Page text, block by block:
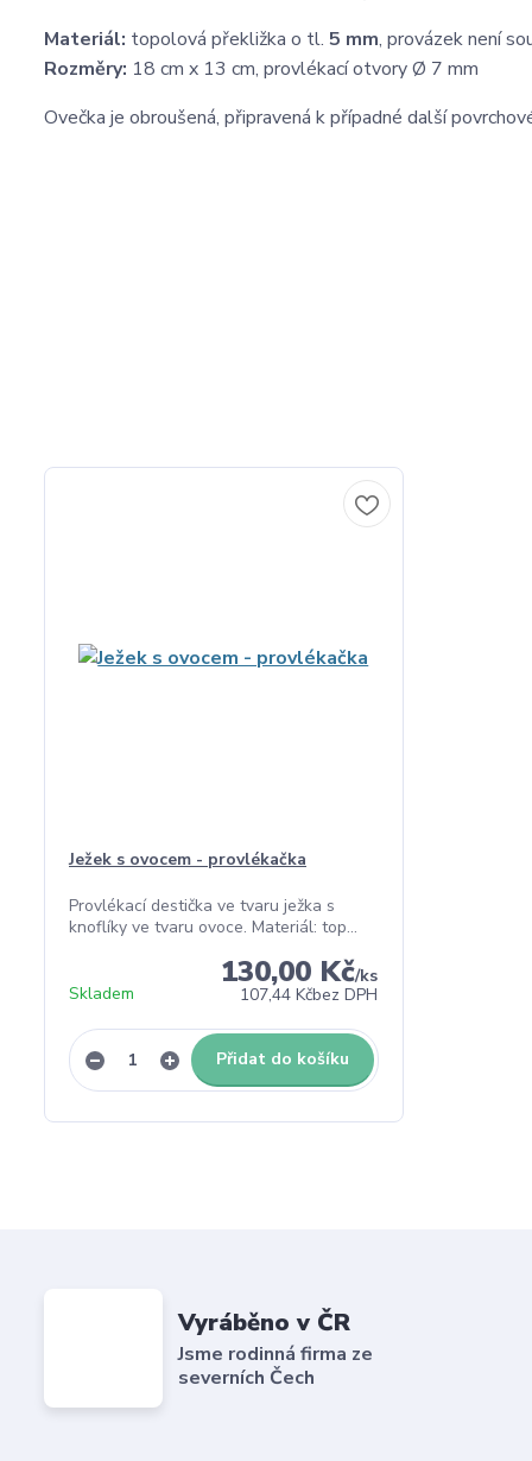
Materiál: topolová překližka o tl. 5 mm, provázek není
Rozměry: 18 cm x 13 cm, provlékací otvory Ø 7 mm
Ovečka je obroušená, připravená k případné další
Ježek s ovocem - provlékačka
Provlékací destička ve tvaru ježka s
knoflíky ve tvaru ovoce. Materiál: top...
130,00 Kč/ks
107,44 Kčbez DPH
Skladem
Přidat do košíku
Vyráběno v ČR
Jsme rodinná firma ze
severních Čech